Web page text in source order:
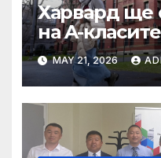
Харвард ще
на A-
силната
студентите
MAY 21, 2026